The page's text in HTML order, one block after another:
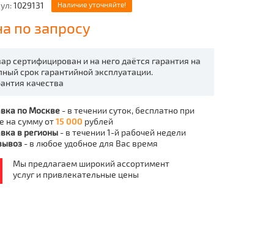
1029131 Наличие уточняйте!
по запросу
сертифицирован и на него даётся гарантия на
срок гарантийной эксплуатации.
качества
по Москве - в течении суток, бесплатно при
на сумму от15 000 рублей
в регионы - в течении 1-й рабочей недели
- в любое удобное для Вас время
Мы предлагаем широкий ассортимент
услуг и привлекательные цены